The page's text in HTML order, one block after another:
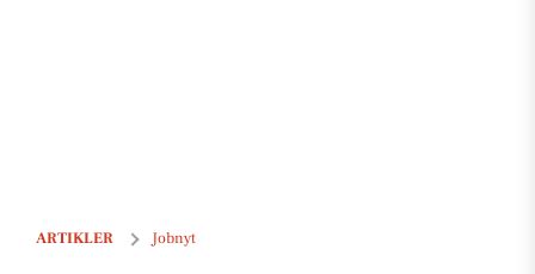
ARTIKLER Jobnyt
Engageret køkkenassistent til madlavning og teamarbejde søges